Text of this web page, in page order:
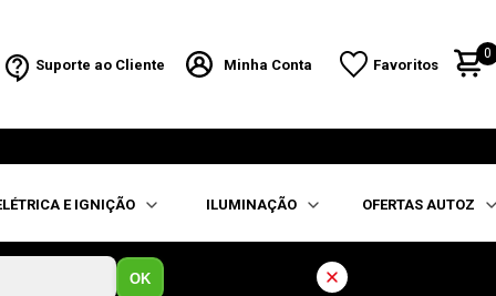
Suporte ao Cliente Minha Conta Favoritos
0
E IGNIÇÃO ILUMINAÇÃO OFERTAS AUTOZ
OK